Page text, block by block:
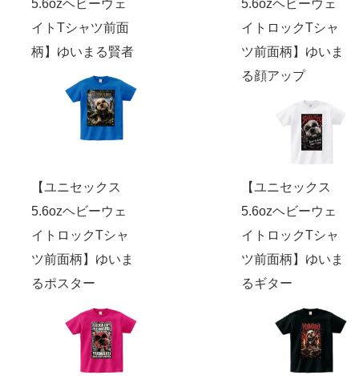
5.6ozヘビーウェ
イトTシャツ前面
柄】ゆいまる賢者
5.6ozヘビーウェ
イトロックTシャ
ツ前面柄】ゆいま
る顔アップ
【ユニセックス
5.6ozヘビーウェ
イトロックTシャ
ツ前面柄】ゆいま
るポスター
【ユニセックス
5.6ozヘビーウェ
イトロックTシャ
ツ前面柄】ゆいま
るギター